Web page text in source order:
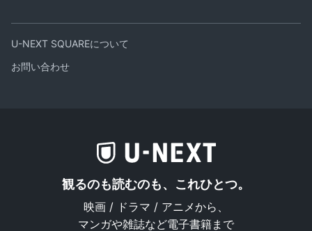
U-NEXT SQUAREについて
お問い合わせ
観るのも読むのも、これひとつ。
映画 / ドラマ / アニメから、
マンガや雑誌など電子書籍まで